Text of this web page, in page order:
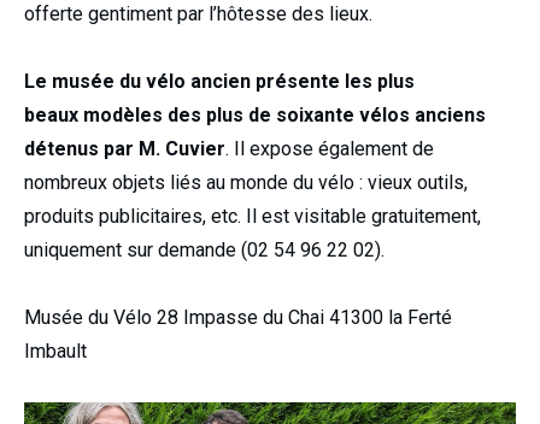
offerte gentiment par l’hôtesse des lieux.
Le musée du vélo ancien présente les plus
beaux modèles des plus de soixante vélos anciens
détenus par M. Cuvier. Il expose également de
nombreux objets liés au monde du vélo : vieux outils,
produits publicitaires, etc. Il est visitable gratuitement,
uniquement sur demande (02 54 96 22 02).
Musée du Vélo 28 Impasse du Chai 41300 la Ferté
Imbault